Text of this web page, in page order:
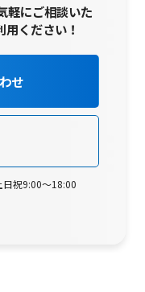
軽にご相談いた
ください！
せ
祝9:00～18:00